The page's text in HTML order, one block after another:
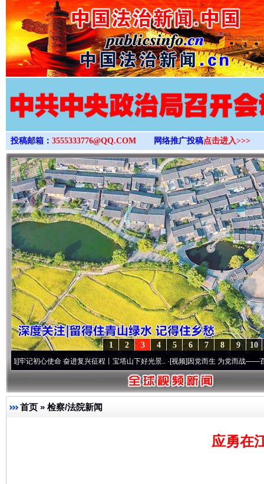
>
投稿邮箱： 3555333776@QQ.COM 网络推广投稿点击进入>>>
10
9
8
7
6
5
4
3
2
1
心使命 奋进复兴征程丨宝塔山下好光景..·[视频]因党而生 为党而战——百年“纪”事⑧
首页 » 检察/法院新闻
应勇在